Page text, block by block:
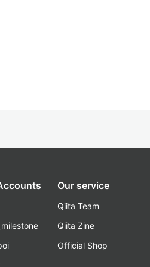
Our service
Qiita Team
Qiita Zine
Official Shop